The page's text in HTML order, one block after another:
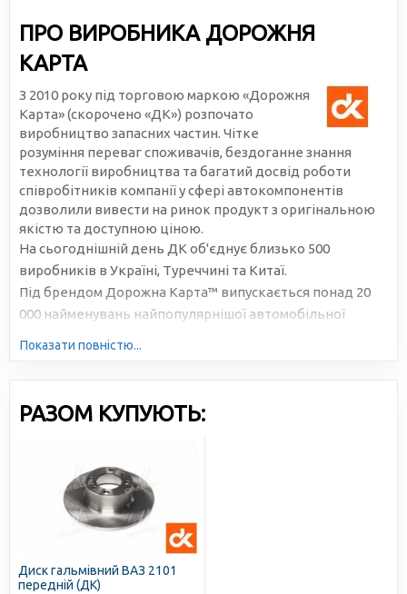
ПРО ВИРОБНИКА ДОРОЖНЯ
КАРТА
З 2010 року під торговою маркою «Дорожня
Карта» (скорочено «ДК») розпочато
виробництво запасних частин. Чітке
розуміння переваг споживачів, бездоганне знання
технології виробництва та багатий досвід роботи
співробітників компанії у сфері автокомпонентів
дозволили вивести на ринок продукт з оригінальною
якістю та доступною ціною.
На сьогоднішній день ДК об'єднує близько 500
виробників в Україні, Туреччині та Китаї.
Під брендом Дорожна Карта™ випускається понад 20
000 найменувань найпопулярнішої автомобільної
Показати повністю...
РАЗОМ КУПУЮТЬ:
Диск гальмівний ВАЗ 2101
передній (ДК)